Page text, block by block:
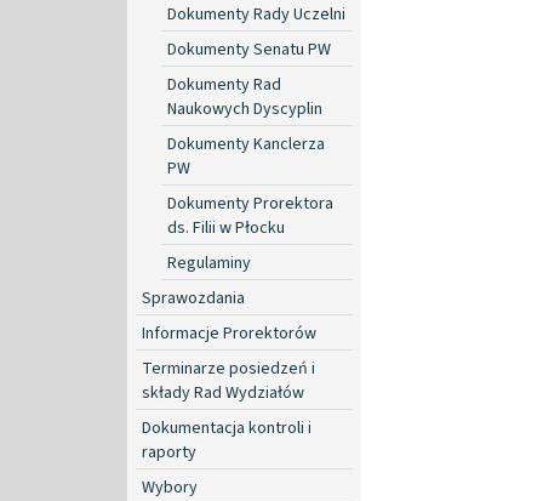
Dokumenty Rady Uczelni
Dokumenty Senatu PW
Dokumenty Rad
Naukowych Dyscyplin
Dokumenty Kanclerza
PW
Dokumenty Prorektora
ds. Filii w Płocku
Regulaminy
Sprawozdania
Informacje Prorektorów
Terminarze posiedzeń i
składy Rad Wydziałów
Dokumentacja kontroli i
raporty
Wybory